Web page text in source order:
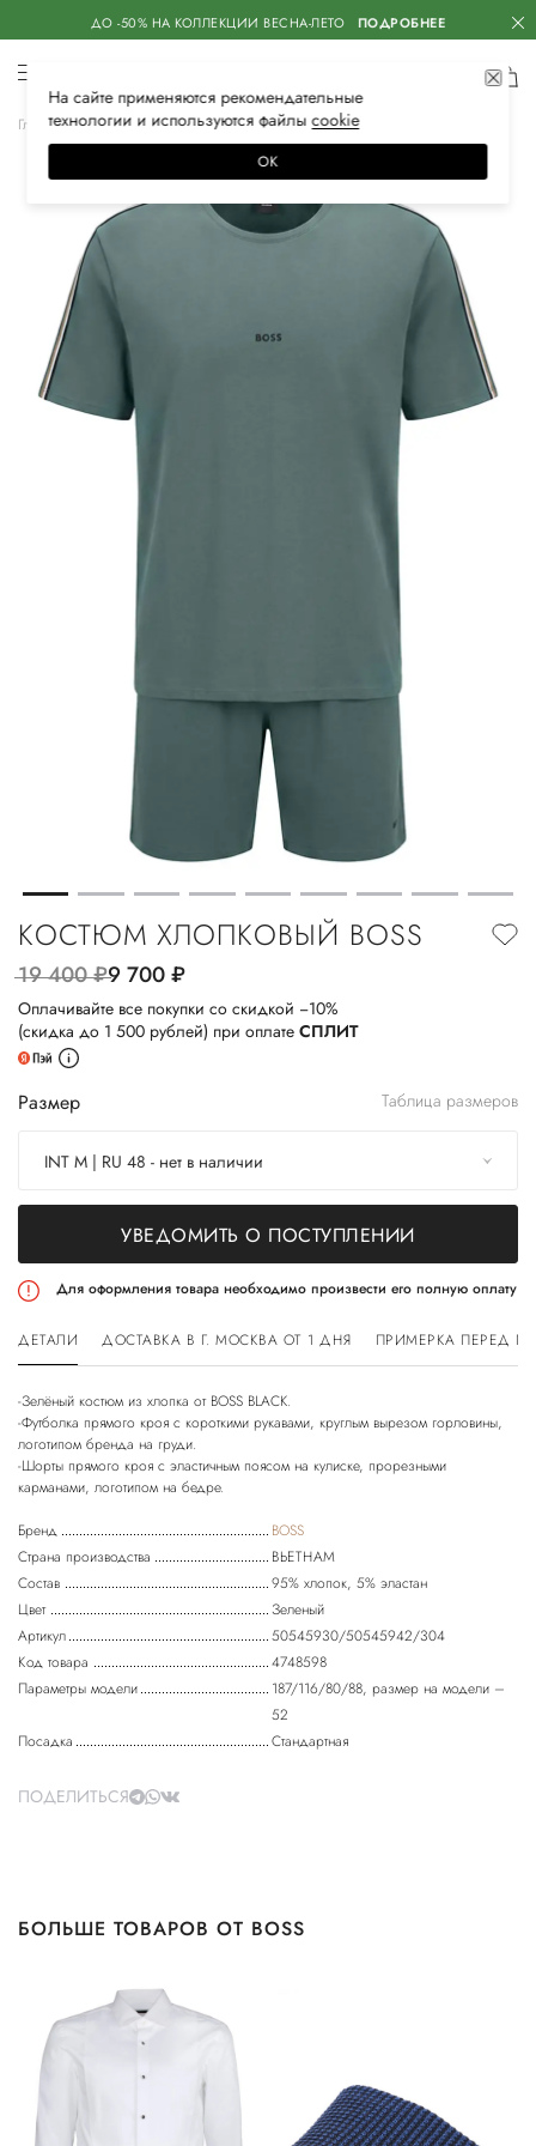
ДО -50% НА КОЛЛЕКЦИИ ВЕСНА-ЛЕТО ПОДРОБНЕЕ
Главная Мужская Нижнее белье Одежда для дома
КОСТЮМ ХЛОПКОВЫЙ BOSS
19 400руб.9 700руб.
Оплачивайте все покупки со скидкой −10%
(скидка до 1 500 рублей) при оплате СПЛИТ
Размер Таблица размеров
INT M | RU 48 - нет в наличии
УВЕДОМИТЬ О ПОСТУПЛЕНИИ
Для оформления товара необходимо произвести его полную оплату
ДЕТАЛИ ДОСТАВКА В Г. МОСКВА ОТ 1 ДНЯ ПРИМЕРКА ПЕРЕД
-Зелёный костюм из хлопка от BOSS BLACK.
-Футболка прямого кроя с короткими рукавами, круглым вырезом горловины,
логотипом бренда на груди.
-Шорты прямого кроя с эластичным поясом на кулиске, прорезными
Бренд
BOSS
Страна производства
ВЬЕТНАМ
Состав
95% хлопок, 5% эластан
Цвет
Зеленый
Артикул
50545930/50545942/304
Код товара
4748598
Параметры модели
187/116/80/88, размер на модели –
52
Посадка
Стандартная
ПОДЕЛИТЬСЯ
БОЛЬШЕ ТОВАРОВ ОТ BOSS
На сайте применяются рекомендательные
технологии и используются файлысооkiе
ОК